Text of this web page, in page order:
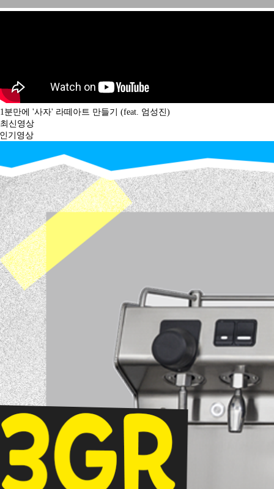
1분만에 '사자' 라떼아트 만들기 (feat. 엄성진)
최신영상
인기영상